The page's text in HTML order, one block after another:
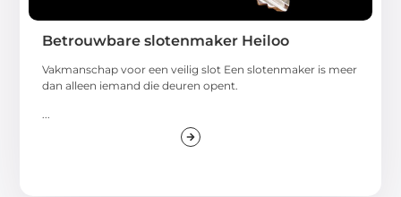
Betrouwbare slotenmaker Heiloo
Vakmanschap voor een veilig slot Een slotenmaker is meer
dan alleen iemand die deuren opent.